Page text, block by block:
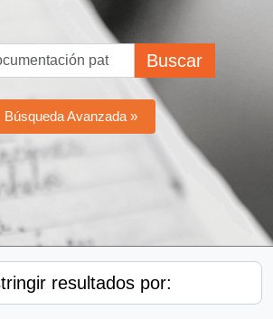
Buscar
Búsqueda Avanzada »
resultados por: